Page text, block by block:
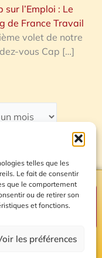
telles que les
Le fait de consentir
que le comportement
ou de retirer son
et fonctions.
les préférences
sur l’Emploi : Le
de France Travail
volet de notre
vous Cap […]